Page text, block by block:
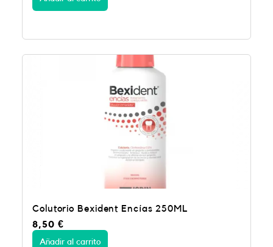
Colutorio Bexident Encías 250ML
8,50 €
Añadir al carrito